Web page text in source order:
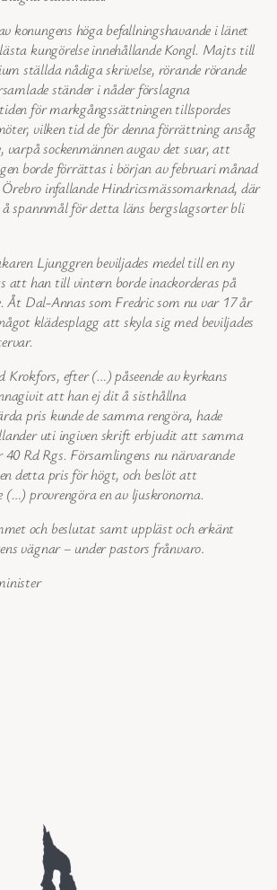
konungens höga befallningshavande i länet
kungörelse innehållande Kongl. Majts till
ställda nådiga skrivelse, rörande rörande
ständer i nåder förslagna
för markgångssättningen tillspordes
vilken tid de för denna förrättning ansåg
varpå sockenmännen avgav det svar, att
borde förrättas i början av februari månad
infallande Hindricsmässomarknad, där
spannmål för detta läns bergslagsorter bli
Ljunggren beviljades medel till en ny
att han till vintern borde inackorderas på
Dal-Annas som Fredric som nu var 17 år
klädesplagg att skyla sig med beviljades
Krokfors, efter (…) påseende av kyrkans
att han ej dit å sisthållna
pris kunde de samma rengöra, hade
uti ingiven skrift erbjudit att samma
Rd Rgs. Församlingens nu närvarande
detta pris för högt, och beslöt att
(…) provrengöra en av ljuskronorna.
och beslutat samt uppläst och erkänt
vägnar – under pastors frånvaro.